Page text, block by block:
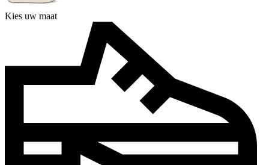
Kies uw maat